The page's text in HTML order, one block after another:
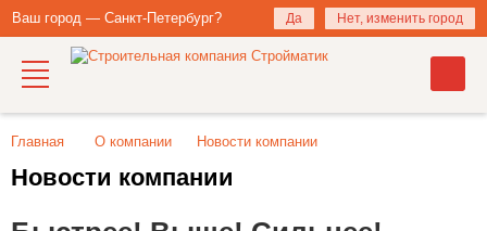
Ваш город — Санкт-Петербург? Да Нет, изменить город
Главная О компании Новости компании
Новости компании